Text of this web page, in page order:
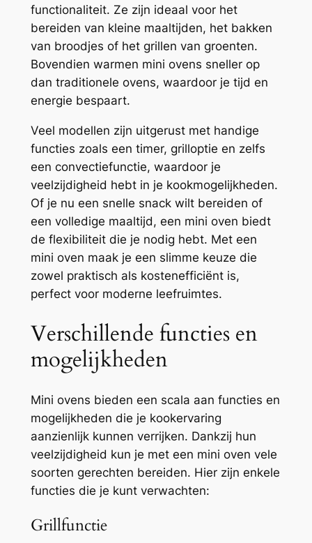
functionaliteit. Ze zijn ideaal voor het
bereiden van kleine maaltijden, het bakken
van broodjes of het grillen van groenten.
Bovendien warmen mini ovens sneller op
dan traditionele ovens, waardoor je tijd en
energie bespaart.
Veel modellen zijn uitgerust met handige
functies zoals een timer, grilloptie en zelfs
een convectiefunctie, waardoor je
veelzijdigheid hebt in je kookmogelijkheden.
Of je nu een snelle snack wilt bereiden of
een volledige maaltijd, een mini oven biedt
de flexibiliteit die je nodig hebt. Met een
mini oven maak je een slimme keuze die
zowel praktisch als kostenefficiënt is,
perfect voor moderne leefruimtes.
Verschillende functies en
mogelijkheden
Mini ovens bieden een scala aan functies en
mogelijkheden die je kookervaring
aanzienlijk kunnen verrijken. Dankzij hun
veelzijdigheid kun je met een mini oven vele
soorten gerechten bereiden. Hier zijn enkele
functies die je kunt verwachten:
Grillfunctie